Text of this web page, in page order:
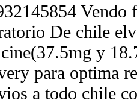
Vendo
De chile
y
para optima
a todo chile